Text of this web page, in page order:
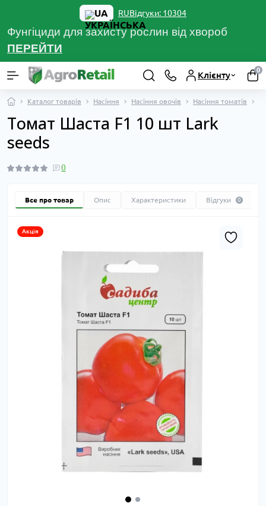
UA RU
Фунгіциди для захисту рослин від хвороб
ПЕРЕЙТИ
Відгуки: 10304
Клієнту
0
Каталог товарів Насіння Насіння овочів Насіння томатів
Томат Шаста F1 10 шт Lark
seeds
0
Все про товар Опис Характеристики Відгуки 0
Акція